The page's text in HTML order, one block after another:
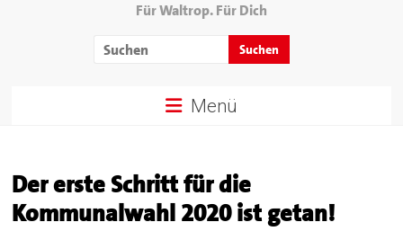
Für Waltrop. Für Dich
Menü
Der erste Schritt für die
Kommunalwahl 2020 ist getan!